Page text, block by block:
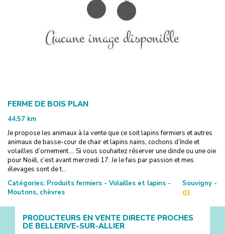
FERME DE BOIS PLAN
44.57 km
Je propose les animaux à la vente que ce soit lapins fermiers et autres
animaux de basse-cour de chair et lapins nains, cochons d’Inde et
volailles d’ornement.... Si vous souhaitez réserver une dinde ou une oie
pour Noël, c’est avant mercredi 17. Je le fais par passion et mes
élevages sont de t...
Catégories: Produits fermiers - Volailles et lapins -
Moutons, chèvres
Souvigny -
03
PRODUCTEURS EN VENTE DIRECTE PROCHES
DE BELLERIVE-SUR-ALLIER